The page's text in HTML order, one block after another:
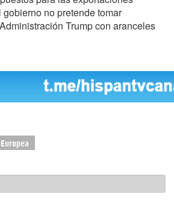
no pretende tomar
Trump con aranceles
Europea